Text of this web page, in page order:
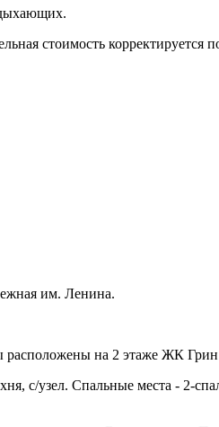
стоимость корректируется
им. Ленина.
на 2 этаже ЖК
с/узел. Спальные места - 2-